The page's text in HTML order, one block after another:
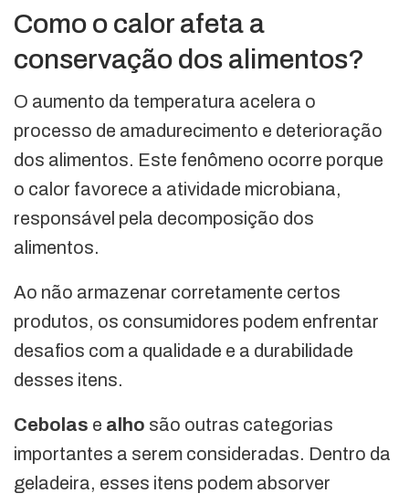
Como o calor afeta a
conservação dos alimentos?
O aumento da temperatura acelera o
processo de amadurecimento e deterioração
dos alimentos. Este fenômeno ocorre porque
o calor favorece a atividade microbiana,
responsável pela decomposição dos
alimentos.
Ao não armazenar corretamente certos
produtos, os consumidores podem enfrentar
desafios com a qualidade e a durabilidade
desses itens.
Cebolas e alho são outras categorias
importantes a serem consideradas. Dentro da
geladeira, esses itens podem absorver